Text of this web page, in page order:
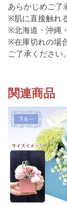
あらかじめご了
※肌に直接触れ
※北海道・沖縄
※在庫切れの場
ご了承ください。
関連商品